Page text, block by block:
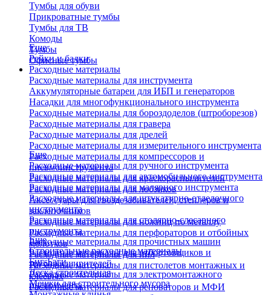
Тумбы для обуви
Прикроватные тумбы
Тумбы для ТВ
Комоды
Тумбы
Офисные тумбы
Еще
Рейки и балки
Расходные материалы
Расходные материалы для инструмента
Аккумуляторные батареи для ИБП и генераторов
Насадки для многофункционального инструмента
Расходные материалы для бороздоделов (штроборезов)
Расходные материалы для гравера
Расходные материалы для дрелей
Расходные материалы для измерительного инструмента
Расходные материалы для компрессоров и
пневмоинструмента
Расходные материалы для краскораспылителей
Расходные материалы для лобзиков
Аксессуары для гвоздезабивателей, степлеров и
заклепочников
Расходные материалы для ножниц по металлу
Расходные материалы для перфораторов и отбойных
молотков
Расходные материалы для пил
Расходные материалы для пистолетов монтажных и
клеевых
Расходные материалы для реноваторов и МФИ
Еще
Расходные материалы для ручного инструмента
Расходные материалы для автомобильного инструмента
Расходные материалы для малярного инструмента
Расходные материалы для штукатурно-отделочного
инструмента
Расходные материалы для столярно-слесарного
инструмента
Расходные материалы для прочистных машин
Расходные материалы для отбортовщиков и
труборасширителей
Расходные материалы для электромонтажного
инструмента
Еще
Строительные расходные материалы
Биг-Бэги
Леска строительная
Мешки для строительного мусора